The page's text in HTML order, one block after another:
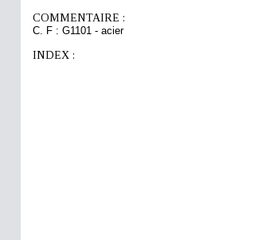
COMMENTAIRE :
C. F : G1101 - acier
INDEX :